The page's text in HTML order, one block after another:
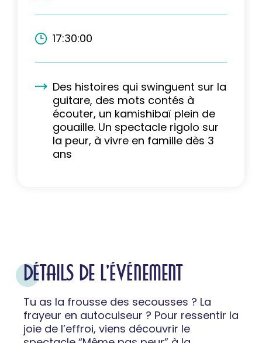
17:30:00
Des histoires qui swinguent sur la
guitare, des mots contés à
écouter, un kamishibaï plein de
gouaille. Un spectacle rigolo sur
la peur, à vivre en famille dès 3
ans
DÉTAILS DE L'ÉVÉNEMENT
Tu as la frousse des secousses ? La
frayeur en autocuiseur ? Pour ressentir la
joie de l’effroi, viens découvrir le